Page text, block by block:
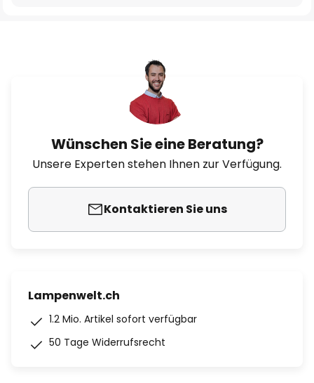
Wünschen Sie eine Beratung?
Unsere Experten stehen Ihnen zur Verfügung.
Kontaktieren Sie uns
Lampenwelt.ch
1.2 Mio. Artikel sofort verfügbar
50 Tage Widerrufsrecht